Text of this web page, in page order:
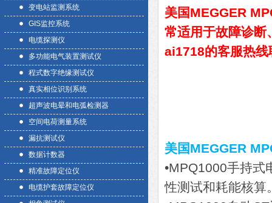
变电站监测系统
GIS监控系统
电缆探测仪
多功能电气装置测试仪
程式数字绝缘测试仪
真实相位识别系统
超声波电晕和电弧检测器
空间电荷测量系统
漏抗测试仪
数据计数器
精准故障定位仪
电缆护套故障定位仪
美国MEGGER
常适用于故障诊断
ai1718的客服热线
美国MEGGER
•MPQ1000手持
性测试和耗能核算